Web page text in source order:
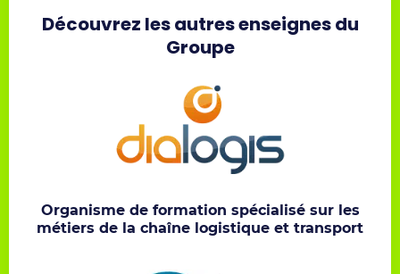
Découvrez les autres enseignes du
Groupe
Organisme de formation spécialisé sur les
métiers de la chaîne logistique et transport